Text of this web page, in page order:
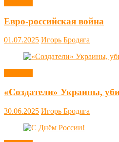
Евро-российская война
01.07.2025 Игорь Бродяга
«Создатели» Украины,
30.06.2025 Игорь Бродяга